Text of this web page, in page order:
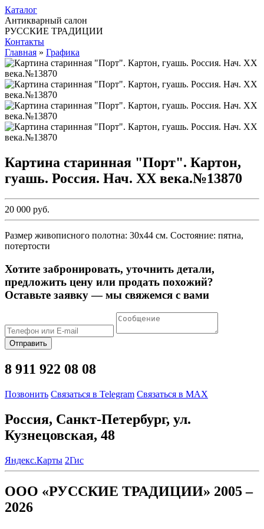
Каталог
Антикварный салон
РУССКИЕ ТРАДИЦИИ
Контакты
Главная » Графика
Картина старинная "Порт". Картон,
гуашь. Россия. Нач. ХХ века.№13870
20 000 руб.
Размер живописного полотна: 30х44 см. Состояние: пятна,
потертости
Хотите забронировать, уточнить детали,
предложить цену или продать похожий?
Оставьте заявку — мы свяжемся с вами
Отправить
8 911 922 08 08
Позвонить Связаться в Telegram Связаться в MAX
Россия, Санкт-Петербург, ул.
Кузнецовская, 48
Яндекс.Карты 2Гис
ООО «РУССКИЕ ТРАДИЦИИ» 2005 –
2026